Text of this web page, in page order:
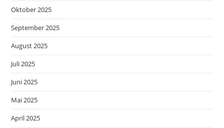
Oktober 2025
September 2025
August 2025
Juli 2025
Juni 2025
Mai 2025
April 2025